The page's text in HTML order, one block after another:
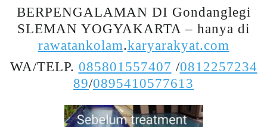
BERPENGALAMAN DI Gondanglegi
SLEMAN YOGYAKARTA – hanya di
rawatankolam.karyarakyat.com
WA/TELP. 085801557407 /0812257234
89/0895410577613